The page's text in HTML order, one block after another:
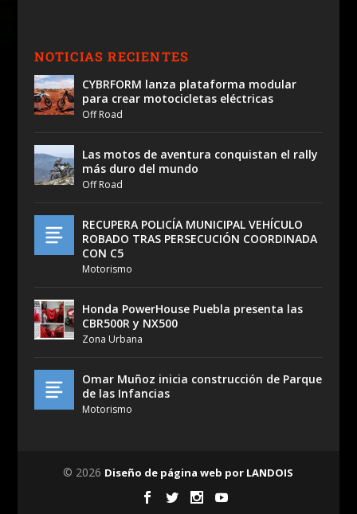
NOTICIAS RECIENTES
CYBRFORM lanza plataforma modular
para crear motocicletas eléctricas
Off Road
Las motos de aventura conquistan el rally
más duro del mundo
Off Road
RECUPERA POLICÍA MUNICIPAL VEHÍCULO
ROBADO TRAS PERSECUCIÓN COORDINADA
CON C5
Motorismo
Honda PowerHouse Puebla presenta las
CBR500R y NX500
Zona Urbana
Omar Muñoz inicia construcción de Parque
de las Infancias
Motorismo
© 2026 Diseño de página web por LANDOIS